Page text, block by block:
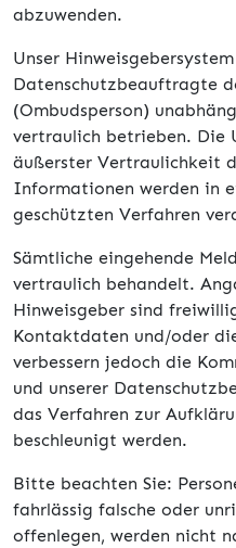
abzuwenden.
Unser
Datenschutzbeauftragte
(Ombudsperson)
vertraulich betrieben. Die
äußerster Vertraulichkeit
Informationen werden in
geschützten Verfahren
Sämtliche eingehende
vertraulich behandelt.
Hinweisgeber sind
Kontaktdaten und/oder
verbessern jedoch die
und unserer
das Verfahren zur
beschleunigt werden.
Bitte beachten Sie:
fahrlässig falsche oder
offenlegen, werden nicht